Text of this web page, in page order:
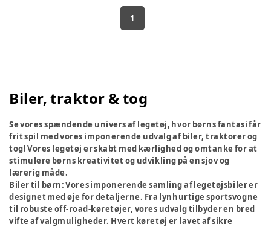
1
Biler, traktor & tog
Se vores spændende univers af legetøj, hvor børns fantasi får
frit spil med vores imponerende udvalg af biler, traktorer og
tog! Vores legetøj er skabt med kærlighed og omtanke for at
stimulere børns kreativitet og udvikling på en sjov og
lærerig måde.
Biler til børn:Vores imponerende samling af legetøjsbiler er
designet med øje for detaljerne. Fra lynhurtige sportsvogne
til robuste off-road-køretøjer, vores udvalg tilbyder en bred
vifte af valgmuligheder. Hvert køretøj er lavet af sikre